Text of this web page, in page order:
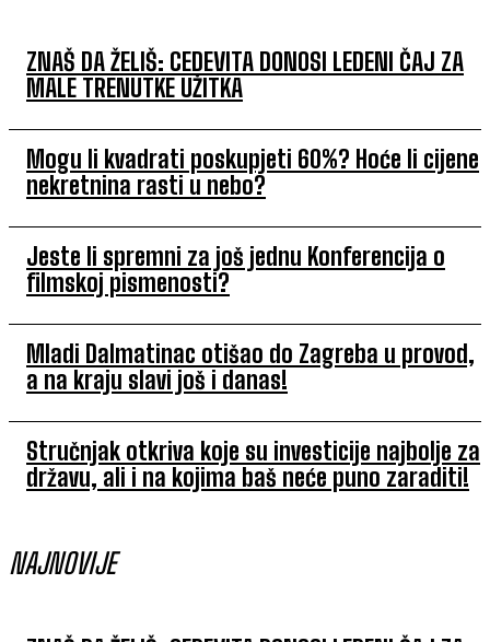
ZNAŠ DA ŽELIŠ: CEDEVITA DONOSI LEDENI ČAJ ZA
MALE TRENUTKE UŽITKA
Mogu li kvadrati poskupjeti 60%? Hoće li cijene
nekretnina rasti u nebo?
Jeste li spremni za još jednu Konferencija o
filmskoj pismenosti?
Mladi Dalmatinac otišao do Zagreba u provod,
a na kraju slavi još i danas!
Stručnjak otkriva koje su investicije najbolje za
državu, ali i na kojima baš neće puno zaraditi!
NAJNOVIJE